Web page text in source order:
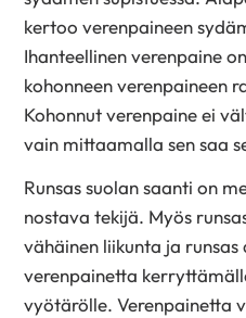
kertoo verenpaineen
Ihanteellinen verenpaine
kohonneen verenpaineen
Kohonnut verenpaine ei
vain mittaamalla sen saa
Runsas suolan saanti on
nostava tekijä. Myös
vähäinen liikunta ja
verenpainetta
vyötärölle. Verenpainetta